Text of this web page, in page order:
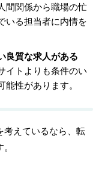
間関係から職場の忙
いる担当者に内情を
良質な求人がある
イトよりも条件のい
性があります。
考えているなら、転